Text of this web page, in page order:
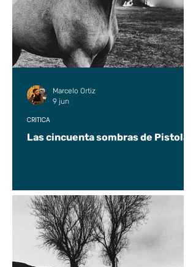
Las cincuenta sombras de Pistolas
CRÍTICA
Marcelo Ortiz
9 jun